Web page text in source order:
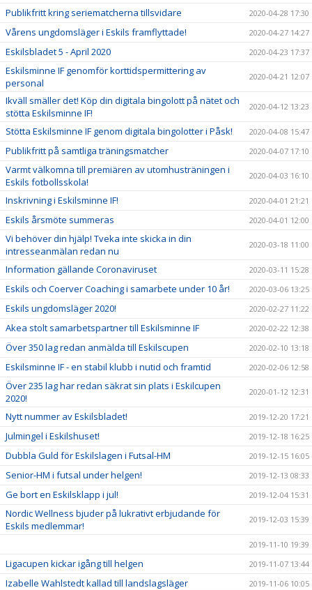
Publikfritt kring seriematcherna tillsvidare 2020-04-28 17:30
Vårens ungdomsläger i Eskils framflyttade! 2020-04-27 14:27
Eskilsbladet 5 - April 2020 2020-04-23 17:37
Eskilsminne IF genomför korttidspermittering av
personal
2020-04-21 12:07
Ikväll smäller det! Köp din digitala bingolott på nätet och
stötta Eskilsminne IF!
2020-04-12 13:23
Stötta Eskilsminne IF genom digitala bingolotter i Påsk! 2020-04-08 15:47
Publikfritt på samtliga träningsmatcher 2020-04-07 17:10
Varmt välkomna till premiären av utomhusträningen i
Eskils fotbollsskola!
2020-04-03 16:10
Inskrivning i Eskilsminne IF! 2020-04-01 21:21
Eskils årsmöte summeras 2020-04-01 12:00
Vi behöver din hjälp! Tveka inte skicka in din
intresseanmälan redan nu
2020-03-18 11:00
Information gällande Coronaviruset 2020-03-11 15:28
Eskils och Coerver Coaching i samarbete under 10 år! 2020-03-06 13:25
Eskils ungdomsläger 2020! 2020-02-27 11:22
Akea stolt samarbetspartner till Eskilsminne IF 2020-02-22 12:38
Över 350 lag redan anmälda till Eskilscupen 2020-02-10 13:18
Eskilsminne IF - en stabil klubb i nutid och framtid 2020-02-06 12:58
Över 235 lag har redan säkrat sin plats i Eskilcupen
2020!
2020-01-12 12:31
Nytt nummer av Eskilsbladet! 2019-12-20 17:21
Julmingel i Eskilshuset! 2019-12-18 16:25
Dubbla Guld för Eskilslagen i Futsal-HM 2019-12-15 16:05
Senior-HM i futsal under helgen! 2019-12-13 08:33
Ge bort en Eskilsklapp i jul! 2019-12-04 15:31
Nordic Wellness bjuder på lukrativt erbjudande för
Eskils medlemmar!
2019-12-03 15:39
2019-11-10 19:39
Ligacupen kickar igång till helgen 2019-11-07 13:44
Izabelle Wahlstedt kallad till landslagsläger 2019-11-06 10:05